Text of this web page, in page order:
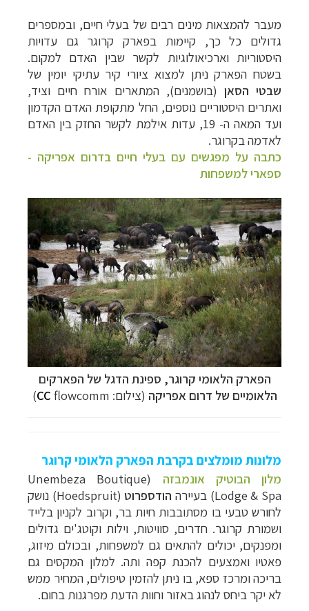
מעבר להמצאות מינים רבים של בעלי חיים, ובמספרים
גדולים כל כך, קיימות בפארק קרוגר גם עדויות
היסטוריות וארכיאולוגיות לקשר שבין האדם למקום.
בשטח הפארק ניתן למצוא ציורי קיר עתיקי יומין של
שבטי הסאן (בושמנים), המתארים אורח חיים וציד,
ואתרים היסטוריים נוספים, החל מתקופת האדם הקדמון
ועד המאה ה- 19, עדות אילמת לקשר החזק בין האדם
לאדמה בקרוגר.
כתבה על מפגשים עם בעלי חיים בדרום אפריקה -
ספארי למשפחות
הפארק הלאומי קרוגר, ספינת הדגל של הפארקים
הלאומיים של דרום אפריקה (צילום: CC flowcomm)
מלונות מומלצים בקרבת הפארק הלאומי קרוגר
מלון הבוטיק אונמבזה (
Unembeza Boutique
Lodge & Spa) בעיירה הודספרוט(
Hoedspruit) נושק
לחורש טבעי בו מסתובבות חיות בר, וקרוב לקניון בלייד
ושמורת קרוגר. חדרים, סוויטות, וילות וקוטג'ים גדולים
ומפנקים, יכולים להתאים גם למשפחות, ובכולם מיזוג,
פאטיו ואמצעים להכנת קפה ותה. למלון המקסים גם
בריכה ומרכז ספא, בו ניתן להזמין טיפולים, המחיר ממש
לא יקר ביחס לנהוג באזור וחוות הדעת מפרגנות בחום.